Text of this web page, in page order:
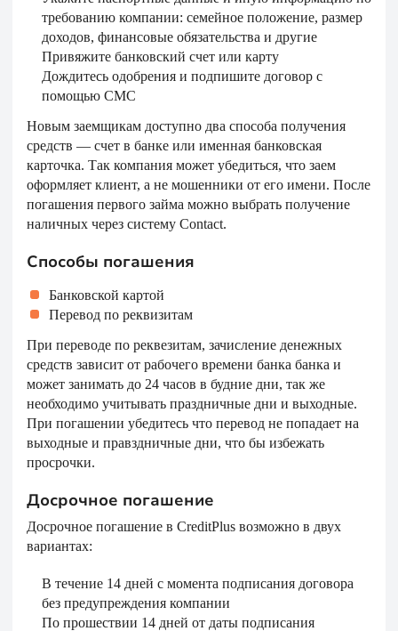
требованию компании: семейное положение, размер
доходов, финансовые обязательства и другие
Привяжите банковский счет или карту
Дождитесь одобрения и подпишите договор с
помощью СМС
Новым заемщикам доступно два способа получения
средств — счет в банке или именная банковская
карточка. Так компания может убедиться, что заем
оформляет клиент, а не мошенники от его имени. После
погашения первого займа можно выбрать получение
наличных через систему Contact.
Способы погашения
Банковской картой
Перевод по реквизитам
При переводе по реквезитам, зачисление денежных
средств зависит от рабочего времени банка банка и
может занимать до 24 часов в будние дни, так же
необходимо учитывать праздничные дни и выходные.
При погашении убедитесь что перевод не попадает на
выходные и правздничные дни, что бы избежать
просрочки.
Досрочное погашение
Досрочное погашение в CreditPlus возможно в двух
вариантах:
В течение 14 дней с момента подписания договора
без предупреждения компании
По прошествии 14 дней от даты подписания